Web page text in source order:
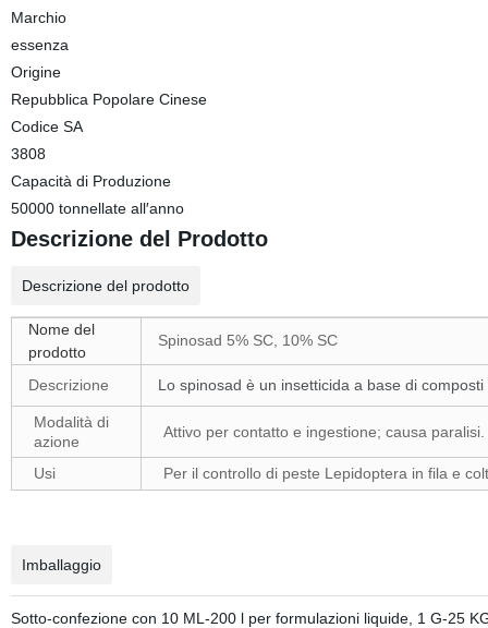
Marchio
essenza
Origine
Repubblica Popolare Cinese
Codice SA
3808
Capacità di Produzione
50000 tonnellate all′anno
Descrizione del Prodotto
Descrizione del prodotto
Nome del
prodotto
Spinosad 5% SC, 10% SC
Descrizione Lo spinosad è un insetticida a base di
Modalità di
azione
Attivo per contatto e ingestione; causa paralisi.
Usi Per il controllo dipeste Lepidoptera in fila e
Imballaggio
Sotto-confezione con 10 ML-200 l per formulazioni liquide, 1 G-25